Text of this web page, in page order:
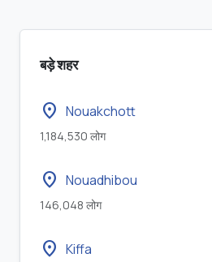
बड़े शहर
location_on Nouakchott
1,184,530 लोग
location_on Nouadhibou
146,048 लोग
location_on Kiffa